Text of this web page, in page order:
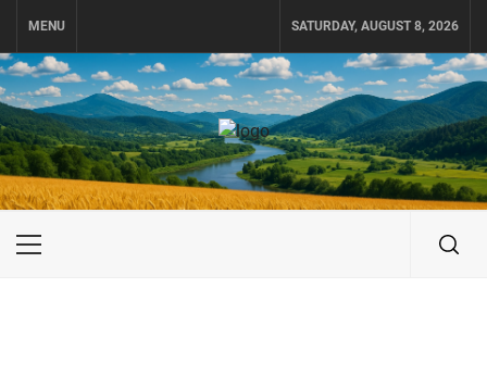
content
MENU SATURDAY, AUGUST 8, 2026
UKRAINE-IS
ПОДОРОЖI ПО УКРАЇНІ
Primary